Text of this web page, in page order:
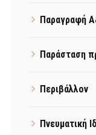
Παραγραφή
Παράσταση
Περιβάλλον
Πνευματική